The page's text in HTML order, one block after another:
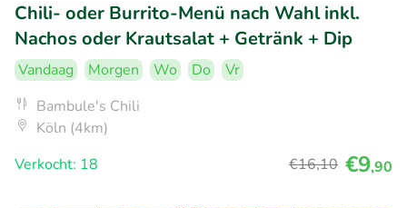
Chili- oder Burrito-Menü nach Wahl inkl.
Nachos oder Krautsalat + Getränk + Dip
Vandaag Morgen Wo Do
Vr
Bambule's Chili
Köln (4km)
Verkocht: 18
€16,10 €9,90